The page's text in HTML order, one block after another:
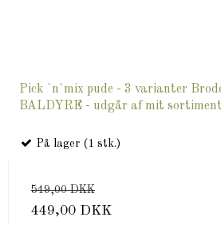
Pick `n`mix pude - 3 varianter
BALDYRE - udgår af mit sortiment
På lager (1 stk.)
549,00 DKK
449,00 DKK